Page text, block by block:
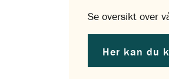
Se oversikt over
Her kan du